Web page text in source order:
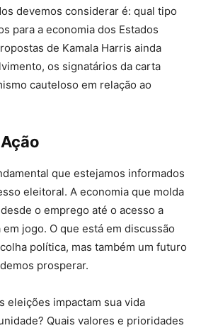
devemos considerar é: qual tipo
para a economia dos Estados
de Kamala Harris ainda
os signatários da carta
cauteloso em relação ao
que estejamos informados
eleitoral. A economia que molda
o emprego até o acesso a
jogo. O que está em discussão
política, mas também um futuro
prosperar.
eleições impactam sua vida
Quais valores e prioridades